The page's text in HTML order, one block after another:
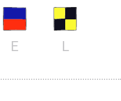
E L